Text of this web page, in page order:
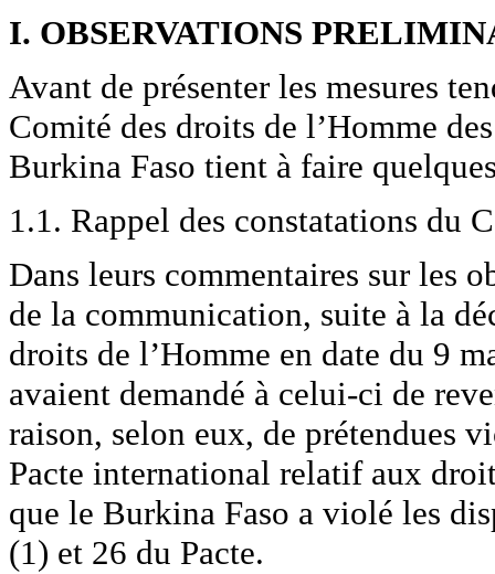
I. OBSERVATIONS
Avant de présenter les mesures
Comité des droits de l’Homme
Burkina Faso tient à faire
1.1. Rappel des constatations du
Dans leurs commentaires sur les
de la communication, suite à la
droits de l’Homme en date du 9
avaient demandé à celui-ci de
raison, selon eux, de prétendues
Pacte international relatif aux
que le Burkina Faso a violé les
(1) et 26 du Pacte.